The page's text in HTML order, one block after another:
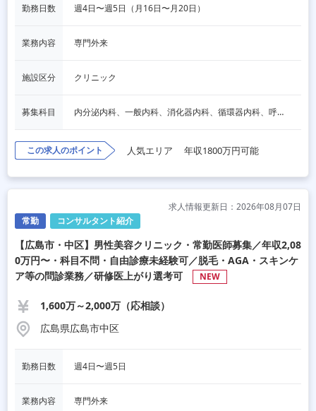
勤務日数 週4日〜週5日（月16日〜月20日）
業務内容 専門外来
施設区分 クリニック
募集科目 内分泌内科、一般内科、消化器内科、循環器内科、呼吸器内科、血液内科、心療内科、脳神経内科、老人内科、一般外科、消化器外科、心臓外科、呼吸器外科、脳神経外科、整形外科、形成外科、リハビリテーション科、小児科、産婦人科、婦人科、精神科、眼科、耳鼻咽喉科、皮膚科、泌尿器科、放射線科、人工透析、麻酔科、美容外科、人間ドック・検診、その他
この求人のポイント 人気エリア 年収1800万円可能
常勤 コンサルタント紹介
求人情報更新日：2026年08月07日
【広島市・中区】男性美容クリニック・常勤医師募集／年収2,08
0万円〜・科目不問・自由診療未経験可／脱毛・AGA・スキンケ
ア等の問診業務／研修医上がり選考可
NEW
1,600万～2,000万（応相談）
広島県広島市中区
勤務日数 週4日〜週5日
業務内容 専門外来